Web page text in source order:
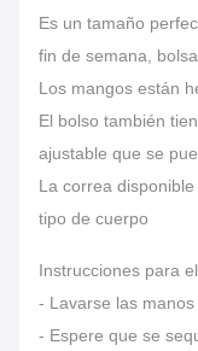
Es un tamaño
fin de semana,
Los mangos están
El bolso también
ajustable que se
La correa
tipo de cuerpo
Instrucciones para
- Lavarse las
- Espere que se